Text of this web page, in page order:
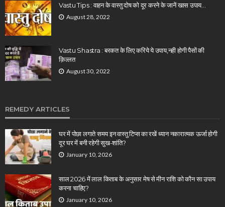
Vastu Tips : वाहन के वास्तु दोष को दूर करने के जानें खास उपाय…
August 28, 2022
Vastu Shastra : बरकत के लिए करिये ये उपाय,नही होगी पैसों की
क़िल्लत
August 30, 2022
REMEDY ARTICLES
घर में पोछा लगाते समय इन वास्तु टिप्स का रखें ध्यान नकारात्मक ऊर्जा होगी
दूर घर में बनी रहेगी सुख-शांति?
January 10, 2026
साल 2026 में लाल किताब के अनुसार मेष से मीन राशि को कौन सा उपाय
करना चाहिए?
January 10, 2026